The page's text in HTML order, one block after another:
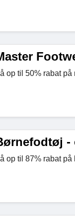
op til 50% rabat
-
op til 87% rabat